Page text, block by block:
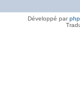
Développé par